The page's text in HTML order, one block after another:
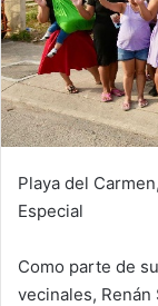
Playa del
Especial
Como parte de
vecinales,